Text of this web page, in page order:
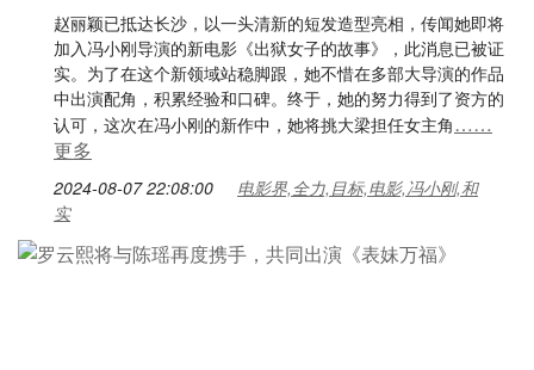
赵丽颖已抵达长沙，以一头清新的短发造型亮相，传闻她即将
加入冯小刚导演的新电影《出狱女子的故事》，此消息已被证
实。为了在这个新领域站稳脚跟，她不惜在多部大导演的作品
中出演配角，积累经验和口碑。终于，她的努力得到了资方的
认可，这次在冯小刚的新作中，她将挑大梁担任女主角……
更多
2024-08-07 22:08:00
电影界,全力,目标,电影,冯小刚,和
实